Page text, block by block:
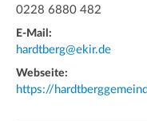
0228 6880 482
E-Mail:
hardtberg@ekir.de
Webseite:
https://